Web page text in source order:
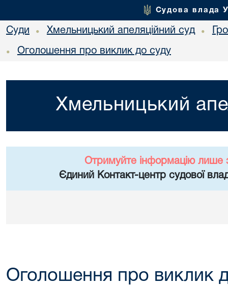
Судова влада
Суди • Хмельницький апеляційний суд •
• Оголошення про виклик до суду
Хмельницький
Отримуйте інформацію лише
Єдиний Контакт-центр судової
Оголошення про виклик